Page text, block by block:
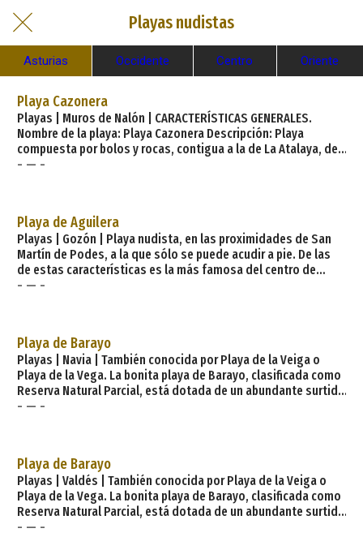
Playas nudistas
Asturias Occidente Centro Oriente
Playa Cazonera
Playas | Muros de Nalón | CARACTERÍSTICAS GENERALES.
Nombre de la playa: Playa Cazonera Descripción: Playa
compuesta por bolos y rocas, contigua a la de La Atalaya, de
la que la separan unos islotes, llamados «El Paso». No ofrece
Fachada del litoral: Acantilado Tipo d
- — -
Playa de Aguilera
Playas | Gozón | Playa nudista, en las proximidades de San
Martín de Podes, a la que sólo se puede acudir a pie. De las
de estas características es la más famosa del centro de
Asturias, con la ventaja de su cercanía a Luanco, capital del
urbanización: Aislad
- — -
Playa de Barayo
Playas | Navia | También conocida por Playa de la Veiga o
Playa de la Vega. La bonita playa de Barayo, clasificada como
Reserva Natural Parcial, está dotada de un abundante surtido
de dunas y marismas —albergue de una diversificada
objeto de estudio
- — -
Playa de Barayo
Playas | Valdés | También conocida por Playa de la Veiga o
Playa de la Vega. La bonita playa de Barayo, clasificada como
Reserva Natural Parcial, está dotada de un abundante surtido
de dunas y marismas —albergue de una diversificada
- — -